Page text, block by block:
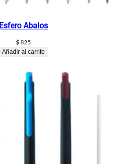
Esfero Abalos
$825
Añadir al carrito